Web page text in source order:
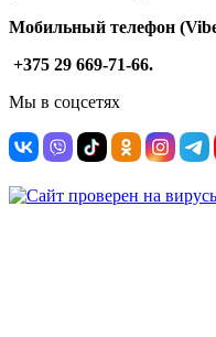
Мобильный телефон
+375 29 669-71-66.
Мы в соцсетях